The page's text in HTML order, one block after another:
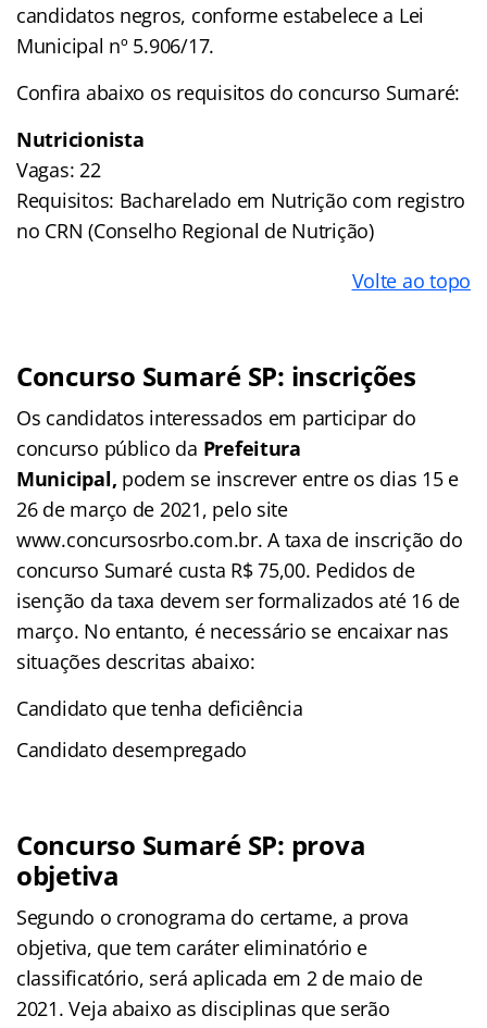
candidatos negros, conforme estabelece a Lei
Municipal nº 5.906/17.
Confira abaixo os requisitos do concurso Sumaré:
Nutricionista
Vagas: 22
Requisitos: Bacharelado em Nutrição com registro
no CRN (Conselho Regional de Nutrição)
Volte ao topo
Concurso Sumaré SP: inscrições
Os candidatos interessados em participar do
concurso público da Prefeitura
Municipal, podem se inscrever entre os dias 15 e
26 de março de 2021, pelo site
www.concursosrbo.com.br. A taxa de inscrição do
concurso Sumaré custa R$ 75,00. Pedidos de
isenção da taxa devem ser formalizados até 16 de
março. No entanto, é necessário se encaixar nas
situações descritas abaixo:
Candidato que tenha deficiência
Candidato desempregado
Concurso Sumaré SP: prova
objetiva
Segundo o cronograma do certame, a prova
objetiva, que tem caráter eliminatório e
classificatório, será aplicada em 2 de maio de
2021. Veja abaixo as disciplinas que serão